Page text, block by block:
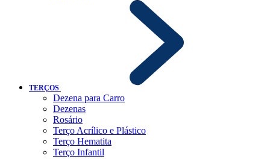
TERÇOS
Dezena para Carro
Dezenas
Rosário
Terço Acrílico e Plástico
Terço Hematita
Terço Infantil